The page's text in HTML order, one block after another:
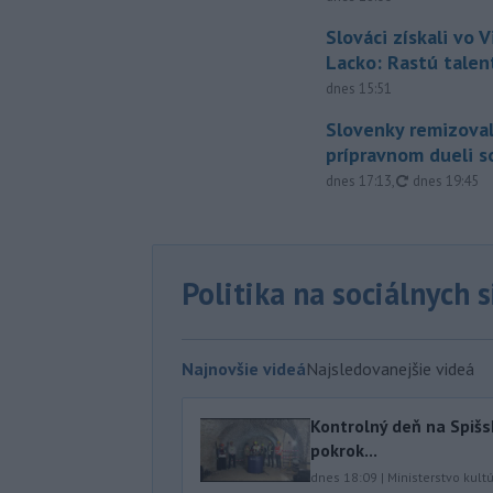
Slováci získali vo
Lacko: Rastú
dnes 15:51
Slovenky
prípravnom dueli
dnes 17:13, aktualizované
dnes 19:45
Politika na sociálnych
Najnovšie videáNajsledovanejšie videá
Kontrolný deň na
pokrok...
dnes 18:09 | Ministerstvo